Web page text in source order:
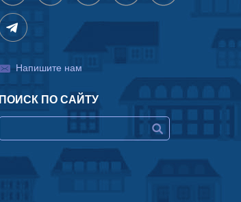
Напишите нам
ПОИСК ПО САЙТУ